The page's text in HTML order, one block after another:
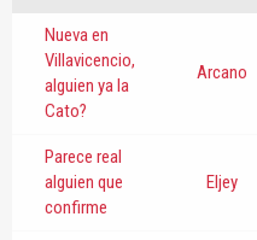
Nueva en
Villavicencio,
alguien ya la
Cato?
Arcano
Parece real
alguien que
confirme
Eljey